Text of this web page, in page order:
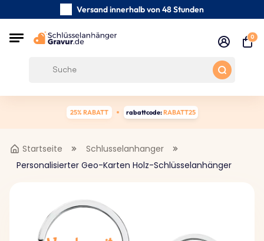
Versand innerhalb von 48 Stunden
0
25% RABATT rabattcode:RABATT25
Startseite
Schlusselanhanger
Personalisierter Geo-Karten Holz-Schlüsselanhänger